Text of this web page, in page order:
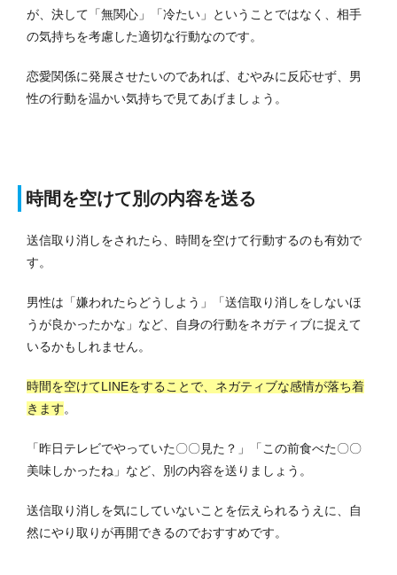
が、決して「無関心」「冷たい」ということではなく、相手
の気持ちを考慮した適切な行動なのです。
恋愛関係に発展させたいのであれば、むやみに反応せず、男
性の行動を温かい気持ちで見てあげましょう。
時間を空けて別の内容を送る
送信取り消しをされたら、時間を空けて行動するのも有効で
す。
男性は「嫌われたらどうしよう」「送信取り消しをしないほ
うが良かったかな」など、自身の行動をネガティブに捉えて
いるかもしれません。
時間を空けてLINEをすることで、ネガティブな感情が落ち着
きます。
「昨日テレビでやっていた〇〇見た？」「この前食べた〇〇
美味しかったね」など、別の内容を送りましょう。
送信取り消しを気にしていないことを伝えられるうえに、自
然にやり取りが再開できるのでおすすめです。